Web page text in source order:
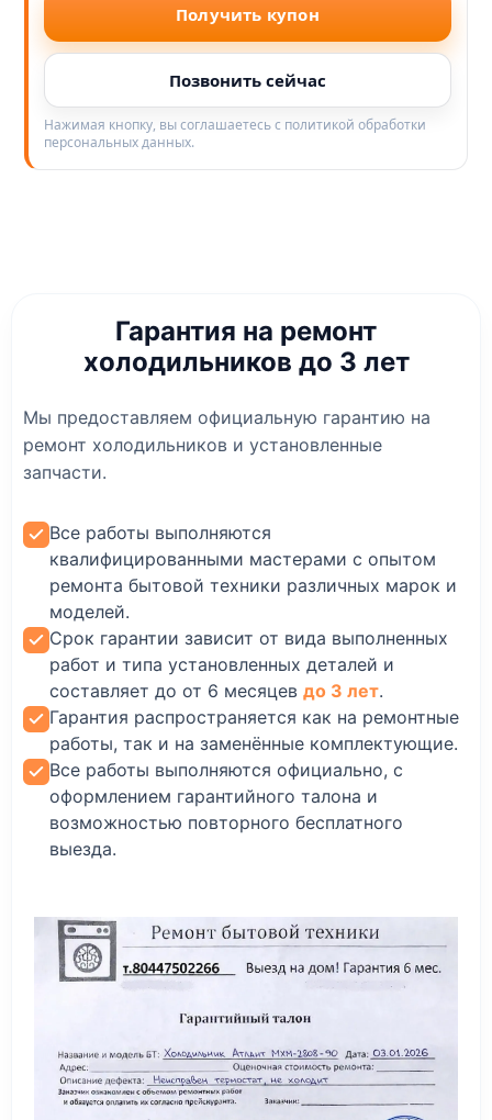
Получить купон
Позвонить сейчас
Нажимая кнопку, вы соглашаетесь с политикой обработки
персональных данных.
Гарантия на ремонт
холодильников до 3 лет
Мы предоставляем официальную гарантию на
ремонт холодильников и установленные
запчасти.
Все работы выполняются
квалифицированными мастерами с опытом
ремонта бытовой техники различных марок и
моделей.
Срок гарантии зависит от вида выполненных
работ и типа установленных деталей и
составляет до от 6 месяцев до 3 лет.
Гарантия распространяется как на ремонтные
работы, так и на заменённые комплектующие.
Все работы выполняются официально, с
оформлением гарантийного талона и
возможностью повторного бесплатного
выезда.